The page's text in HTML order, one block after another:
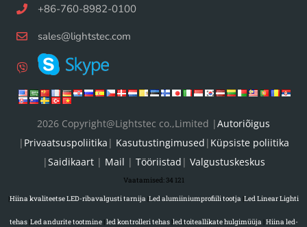
+86-760-8982-0100
sales@lightstec.com
2026 Copyright@Lightstec co.,Limited |Autoriõigus
| Privaatsuspoliitika | Kasutustingimused | Küpsiste poliitika
|Saidikaart| Mail | Tööriistad | Valgustuskeskus
Vaatamised:34 121
|Hiina kvaliteetse LED-ribavalgusti tarnija |Led alumiiniumprofiili tootja |Led Linear Lighti
tehas|Led andurite tootmine|led kontrolleri tehas|led toiteallikate hulgimüüja |Hiina led-